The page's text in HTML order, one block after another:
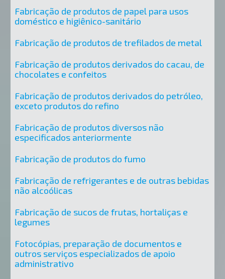
Fabricação de produtos de papel para usos
doméstico e higiênico-sanitário
Fabricação de produtos de trefilados de metal
Fabricação de produtos derivados do cacau, de
chocolates e confeitos
Fabricação de produtos derivados do petróleo,
exceto produtos do refino
Fabricação de produtos diversos não
especificados anteriormente
Fabricação de produtos do fumo
Fabricação de refrigerantes e de outras bebidas
não alcoólicas
Fabricação de sucos de frutas, hortaliças e
legumes
Fotocópias, preparação de documentos e
outros serviços especializados de apoio
administrativo